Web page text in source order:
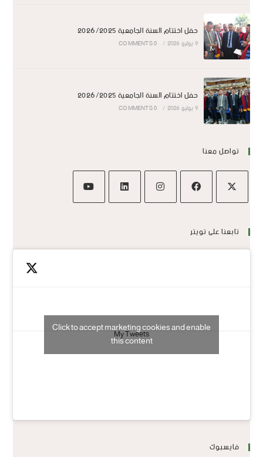
حفل اختتام السنة الجامعية 2026/2025
9 يوليو 2026 /
0 COMMENTS
حفل اختتام السنة الجامعية 2026/2025
9 يوليو 2026 /
0 COMMENTS
تواصل معنا
تابعنا على تويتر
My Tweets
Click to accept marketing cookies and enable
this content
فايسبوك